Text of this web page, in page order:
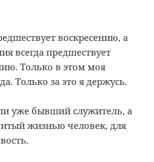
воскресению, а
всегда предшествует
Только в этом моя
Только за это я держусь.
уже бывший служитель, а
жизнью человек, для